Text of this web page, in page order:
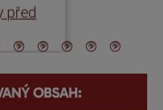
před
OBSAH: